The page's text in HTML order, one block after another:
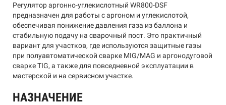
Регулятор аргонно-углекислотный WR800-DSF
предназначен для работы с аргоном и углекислотой,
обеспечивая понижение давления газа из баллона и
стабильную подачу на сварочный пост. Это практичный
вариант для участков, где используются защитные газы
при полуавтоматической сварке MIG/MAG и аргонодуговой
сварке TIG, а также для повседневной эксплуатации в
мастерской и на сервисном участке.
НАЗНАЧЕНИЕ